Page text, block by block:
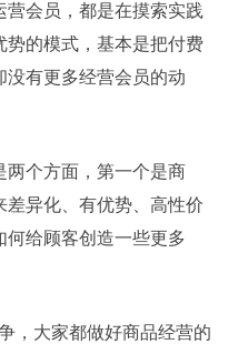
会员，都是在摸索实践
势的模式，基本是把付费
没有更多经营会员的动
两个方面，第一个是商
异化、有优势、高性价
何给顾客创造一些更多
，大家都做好商品经营的